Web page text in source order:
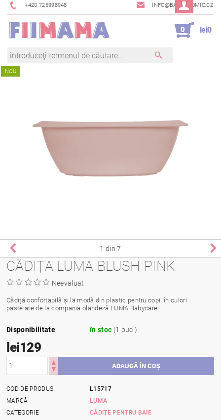
+420 725998948 INFO@BAMBINOMIO.CZ
0 lei0
NOU
1 din 7
CĂDIȚA LUMA BLUSH PINK
Neevaluat
Cădiță confortabilă și la modă din plastic pentru copii în culori
pastelate de la compania olandeză LUMA Babycare.
Disponibilitate în stoc (1 buc.)
lei129
COD DE PRODUS
L15717
MARCĂ
LUMA
CATEGORIE
CĂDIȚE PENTRU BAIE